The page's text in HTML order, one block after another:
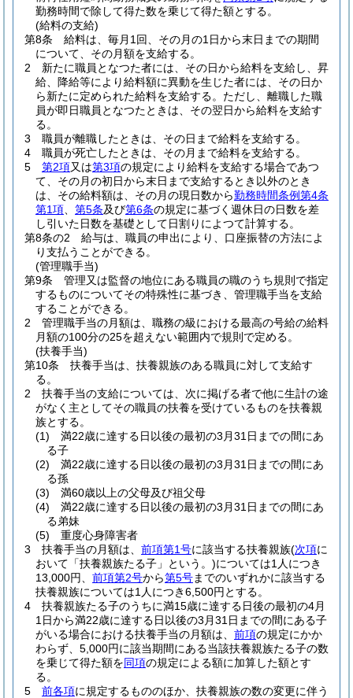
勤務時間で除して得た数を乗じて得た額とする。
(給料の支給)
第8条
給料は、毎月1回、その月の1日から末日までの期間
について、その月額を支給する。
2
新たに職員となつた者には、その日から給料を支給し、昇
給、降給等により給料額に異動を生じた者には、その日か
ら新たに定められた給料を支給する。 ただし、離職した職
員が即日職員となつたときは、その翌日から給料を支給す
る。
3
職員が離職したときは、その日まで給料を支給する。
4
職員が死亡したときは、その月まで給料を支給する。
5
第2項又は第3項の規定により給料を支給する場合であつ
て、その月の初日から末日まで支給するとき以外のとき
は、その給料額は、その月の現日数から勤務時間条例第4条
第1項
第5条及び第6条の規定に基づく週休日の日数を差
し引いた日数を基礎として日割りによつて計算する。
第8条の2
給与は、職員の申出により、口座振替の方法によ
り支払うことができる。
(管理職手当)
第9条
管理又は監督の地位にある職員の職のうち規則で指定
するものについてその特殊性に基づき、管理職手当を支給
することができる。
2
管理職手当の月額は、職務の級における最高の号給の給料
月額の100分の25を超えない範囲内で規則で定める。
(扶養手当)
第10条
扶養手当は、扶養親族のある職員に対して支給す
る。
2
扶養手当の支給については、次に掲げる者で他に生計の途
がなく主としてその職員の扶養を受けているものを扶養親
族とする。
(1)
満22歳に達する日以後の最初の3月31日までの間にあ
る子
(2)
満22歳に達する日以後の最初の3月31日までの間にあ
る孫
(3)
満60歳以上の父母及び祖父母
(4)
満22歳に達する日以後の最初の3月31日までの間にあ
る弟妹
(5)
重度心身障害者
3
扶養手当の月額は、 前項第1号に該当する扶養親族(次項に
おいて「扶養親族たる子」という。)については1人につき
13,000円、 前項第2号から第5号までのいずれかに該当する
扶養親族については1人につき6,500円とする。
4
扶養親族たる子のうちに満15歳に達する日後の最初の4月
1日から満22歳に達する日以後の3月31日までの間にある子
がいる場合における扶養手当の月額は、 前項の規定にかか
わらず、5,000円に該当期間にある当該扶養親族たる子の数
を乗じて得た額を同項の規定による額に加算した額とす
る。
5
前各項に規定するもののほか、扶養親族の数の変更に伴う